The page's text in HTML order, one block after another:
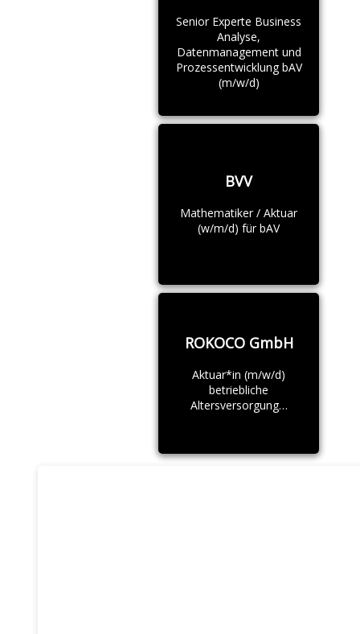
Senior Experte Business
Analyse,
Datenmanagement und
Prozessentwicklung bAV
(m/w/d)
BVV
Mathematiker / Aktuar
(w/m/d) für bAV
ROKOCO GmbH
Aktuar*in (m/w/d)
betriebliche
Altersversorgung…